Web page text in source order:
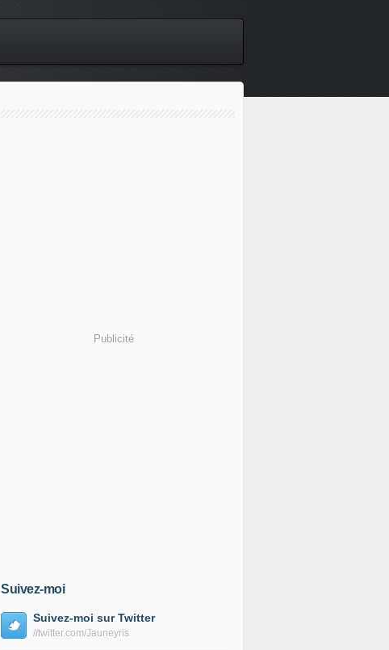
Publicité
Suivez-moi
Suivez-moi sur Twitter
//twitter.com/Jauneyris